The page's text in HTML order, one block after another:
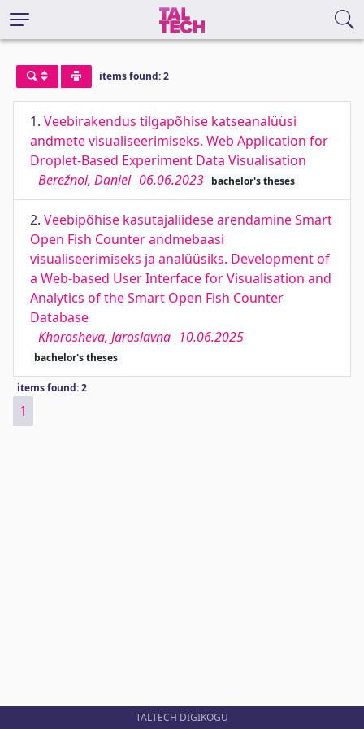
items found: 2
1. Veebirakendus tilgapõhise katseanalüüsi
andmete visualiseerimiseks. Web Application for
Droplet-Based Experiment Data Visualisation
Berežnoi, Daniel 06.06.2023 bachelor's theses
2. Veebipõhise kasutajaliidese arendamine Smart
Open Fish Counter andmebaasi
visualiseerimiseks ja analüüsiks. Development of
a Web-based User Interface for Visualisation and
Analytics of the Smart Open Fish Counter
Database
Khorosheva, Jaroslavna 10.06.2025
bachelor's theses
items found: 2
1
TALTECH DIGIKOGU